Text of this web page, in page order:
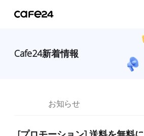
Cafe24新着情報
お知らせ